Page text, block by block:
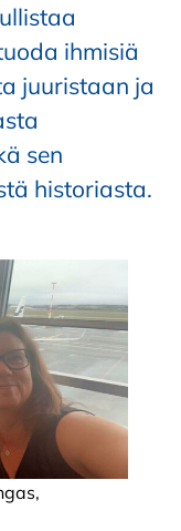
ihmisiä
juuristaan ja
sen
historiasta.